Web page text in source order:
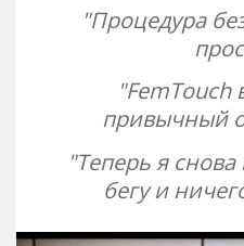
"Процедура
"FemTouch
привычный
"Теперь я снова
бегу и